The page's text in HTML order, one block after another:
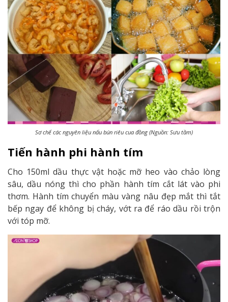
Sơ chế các nguyên liệu nấu bún riêu cua đồng (Nguồn: Sưu tầm)
Tiến hành phi hành tím
Cho 150ml dầu thực vật hoặc mỡ heo vào chảo lòng
sâu, dầu nóng thì cho phần hành tím cắt lát vào phi
thơm. Hành tím chuyển màu vàng nâu đẹp mắt thì tắt
bếp ngay để không bị cháy, vớt ra để ráo dầu rồi trộn
với tóp mỡ.